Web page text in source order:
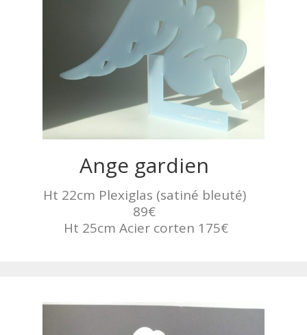
Ange gardien
Ht 22cm Plexiglas (satiné bleuté)
89€
Ht 25cm Acier corten 175€